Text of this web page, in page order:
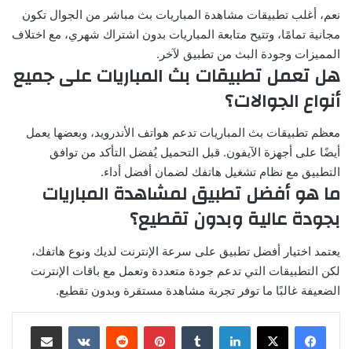
نعم، أغلب تطبيقات مشاهدة المباريات بث مباشر من الجوال تكون
مجانية تمامًا، وتتيح متابعة المباريات بدون اشتراك شهري، مع اختلاف
المميزات وجودة البث من تطبيق لآخر.
هل تعمل تطبيقات بث المباريات على جميع
أنواع الجوالات؟
معظم تطبيقات بث المباريات تدعم هواتف الأندرويد، وبعضها يعمل
أيضًا على أجهزة الآيفون. قبل التحميل يُفضل التأكد من توافق
التطبيق مع نظام تشغيل هاتفك لضمان أفضل أداء.
ما هو أفضل تطبيق لمشاهدة المباريات
بجودة عالية وبدون تقطيع؟
يعتمد اختيار أفضل تطبيق على سرعة الإنترنت لديك ونوع هاتفك،
لكن التطبيقات التي تدعم جودة متعددة وتعمل مع باقات الإنترنت
الضعيفة غالبًا ما توفر تجربة مشاهدة مستقرة وبدون تقطيع.
لينكدإن بينتيريست مشاركة عبر البريد